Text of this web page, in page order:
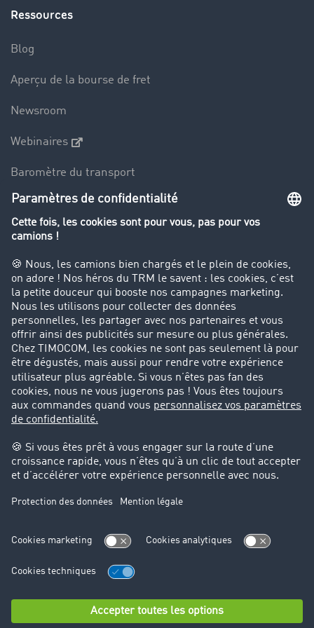
Ressources
Blog
Aperçu de la bourse de fret
Newsroom
Webinaires
Baromètre du transport
Le dictionnaire du transport
Interdiction de circulation des poids lourds
Entreprise
Parrainage clients
Success Stories
Cadre légal
Mentions légales
Protection des données
Cookie-Einstellungen
Support